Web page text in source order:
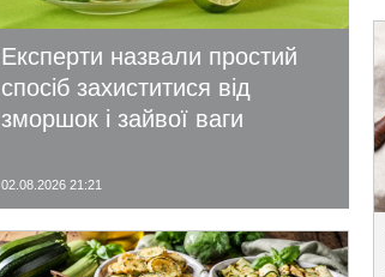
Експерти назвали простий
спосіб захиститися від
зморшок і зайвої ваги
02.08.2026 21:21